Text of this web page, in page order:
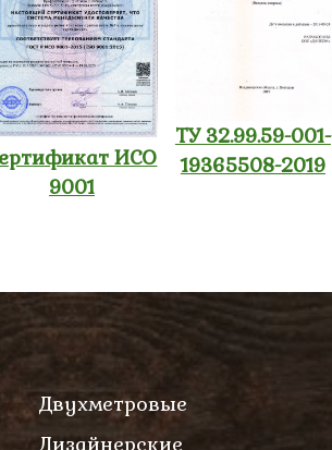
ИСО
9001
ТУ 32.99.59-001-
19365508-2019
Двухметровые
Дизайнерские